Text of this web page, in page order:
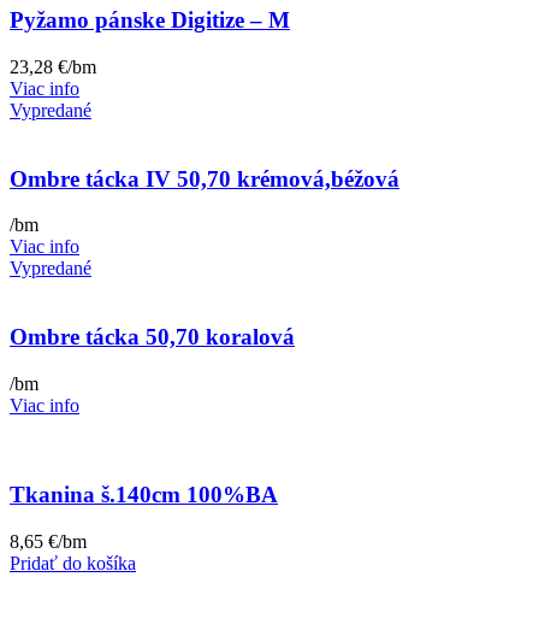
Pyžamo pánske Digitize – M
23,28 €/bm
Viac info
Vypredané
Ombre tácka IV 50,70 krémová,béžová
/bm
Viac info
Vypredané
Ombre tácka 50,70 koralová
/bm
Viac info
Tkanina š.140cm 100%BA
8,65 €/bm
Pridať do košíka